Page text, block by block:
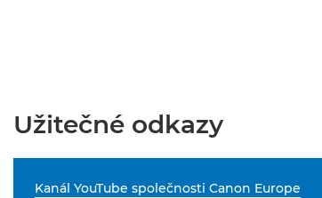
Užitečné odkazy
Kanál YouTube společnosti Canon Europe